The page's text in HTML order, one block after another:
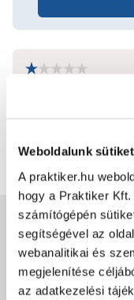
Weboldalunk
A praktiker.hu
hogy a Praktiker
számítógépén
segítségével az
webanalitikai és
megjelenítése
az adatkezelési
Jótállás,
Csomagolási